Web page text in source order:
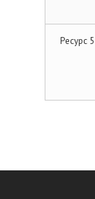
Ресурс 5